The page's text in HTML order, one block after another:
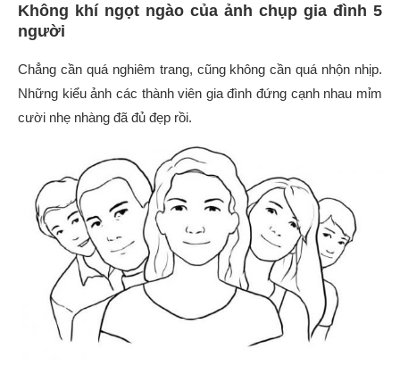
Không khí ngọt ngào của ảnh chụp gia đình 5
người
Chẳng cần quá nghiêm trang, cũng không cần quá nhộn nhịp.
Những kiểu ảnh các thành viên gia đình đứng cạnh nhau mỉm
cười nhẹ nhàng đã đủ đẹp rồi.